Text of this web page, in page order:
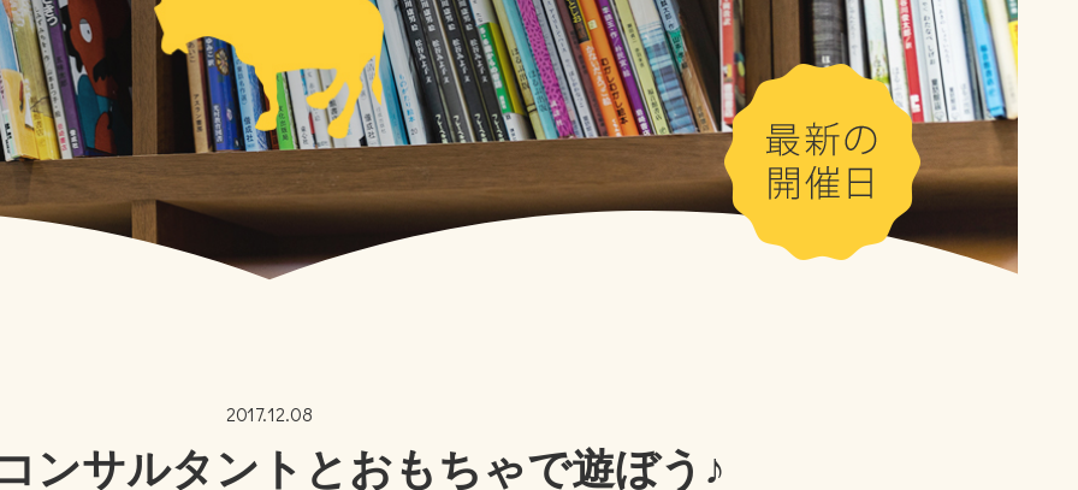
2017.12.08
ンサルタントとおもちゃで遊ぼう♪